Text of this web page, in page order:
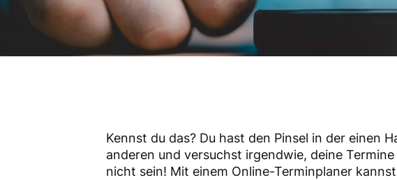
Kennst du das? Du hast den Pinsel in der einen
anderen und versuchst irgendwie, deine
nicht sein! Mit einem Online-Terminplaner